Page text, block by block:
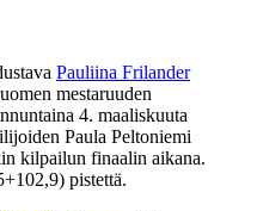
Pauliina Frilander
mestaruuden
4. maaliskuuta
Paula Peltoniemi
kilpailun finaalin aikana.
pistettä.